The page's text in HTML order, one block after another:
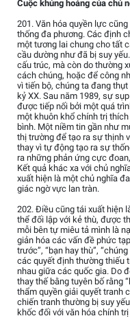
Cuộc khủng hoảng của chủ
201. Văn hóa quyền lực
thống đa phương. Các định
một tương lai chung cho tất
cầu dường như đã bị suy
cấu trúc, mà còn do thường
cách chúng, hoặc để công
vì tiến bộ, chúng ta đang
kỷ XX. Sau năm 1989, sự
được tiếp nối bởi một quá
một khuôn khổ chính trị
bình. Một niềm tin gần như
thị trường để tạo ra sự thịnh
thay vì tự động tạo ra sự
ra những phản ứng cực
Kết quả khác xa với chủ
xuất hiện là một chủ nghĩa
giác ngờ vực lan tràn.
202. Điều cũng tái xuất hiện
thể đối lập với kẻ thù, được
mỗi bên tự miêu tả mình là
giản hóa các vấn đề phức
trước”, “bạn hay thù”,
các quyết định thường thiếu
nhau giữa các quốc gia. Do
thay thế bằng tuyên bố rằng
thẩm quyền giải quyết tranh
chiến tranh thường bị suy
khốc đối với văn hóa chính